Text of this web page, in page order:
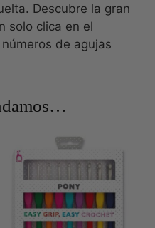
Descubre la gran
solo clica en el
de agujas